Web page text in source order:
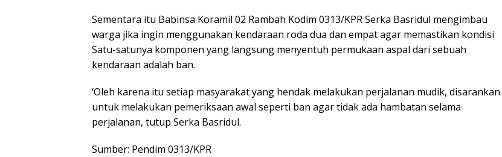
Sementara itu Babinsa Koramil 02 Rambah Kodim 0313/KPR Serka Basridul mengimbau
warga jika ingin menggunakan kendaraan roda dua dan empat agar memastikan kondisi
Satu-satunya komponen yang langsung menyentuh permukaan aspal dari sebuah
kendaraan adalah ban.
‘Oleh karena itu setiap masyarakat yang hendak melakukan perjalanan mudik, disarankan
untuk melakukan pemeriksaan awal seperti ban agar tidak ada hambatan selama
perjalanan, tutup Serka Basridul.
Sumber: Pendim 0313/KPR